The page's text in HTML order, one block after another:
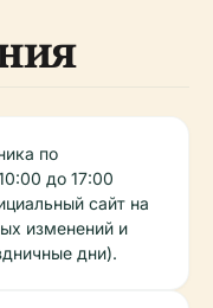
по
до 17:00
сайт на
изменений и
дни).